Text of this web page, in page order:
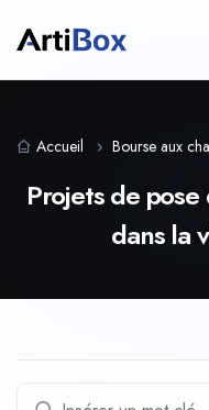
Accueil Bourse aux
Projets de
dans la